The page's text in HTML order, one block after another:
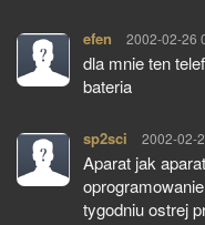
efen pisze:
2002-02-26
dla mnie ten
bateria
sp2sci pisze:
2002-02-
Aparat jak
tygodniu ostrej